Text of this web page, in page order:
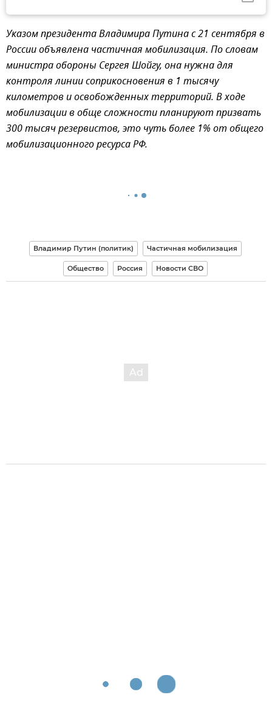
Указом президента Владимира Путина с 21 сентября в
России объявлена частичная мобилизация. По словам
министра обороны Сергея Шойгу, она нужна для
контроля линии соприкосновения в 1 тысячу
километров и освобожденных территорий. В ходе
мобилизации в обще сложности планируют призвать
300 тысяч резервистов, это чуть более 1% от общего
мобилизационного ресурса РФ.
Владимир Путин (политик) Частичная мобилизация
Общество Россия Новости СВО